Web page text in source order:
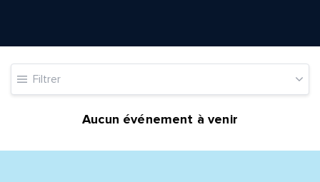
Filtrer
Aucun événement à venir